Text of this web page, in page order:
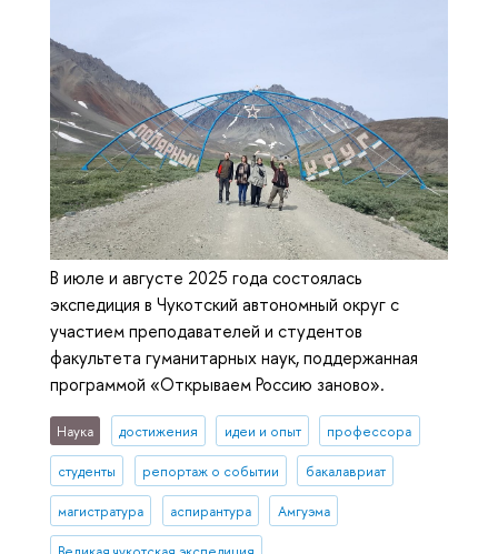
В июле и августе 2025 года состоялась
экспедиция в Чукотский автономный округ с
участием преподавателей и студентов
факультета гуманитарных наук, поддержанная
программой «Открываем Россию заново».
Наука достижения идеи и опыт профессора
студенты репортаж о событии бакалавриат
магистратура аспирантура Амгуэма